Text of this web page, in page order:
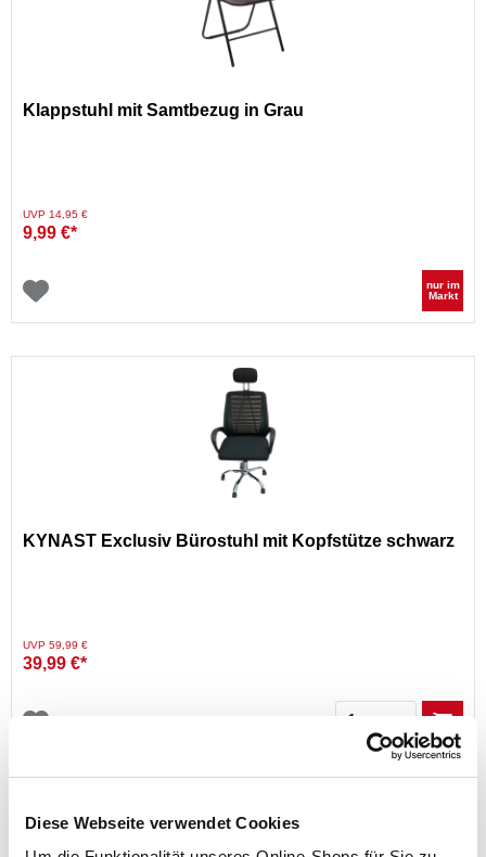
Diese Webseite verwendet Cookies
Klappstuhl mit Samtbezug in Grau
Preis reduziert von
UVP 14,95 €auf
9,99 €*
nur im
Markt
KYNAST Exclusiv Bürostuhl mit Kopfstütze schwarz
Preis reduziert von
UVP 59,99 €auf
39,99 €*
Menge
Exklusiv nur online!